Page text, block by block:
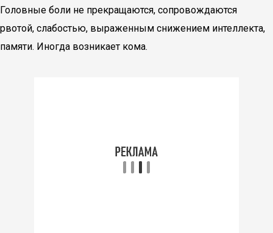
Головные боли не прекращаются, сопровождаются
рвотой, слабостью, выраженным снижением интеллекта,
памяти. Иногда возникает кома.